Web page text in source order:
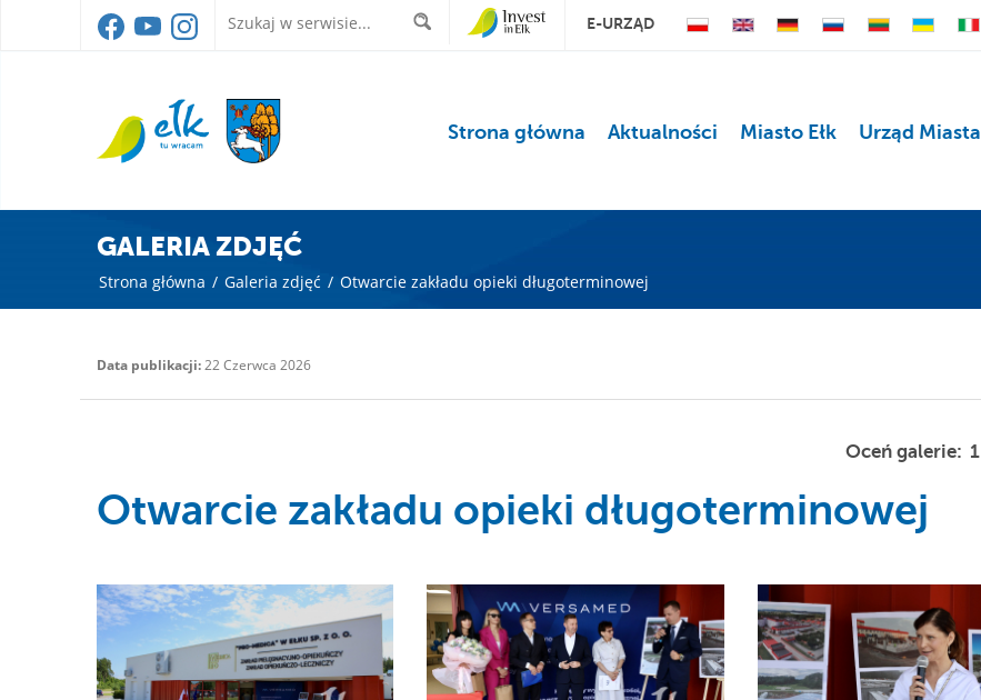
E-URZĄD
Strona główna Aktualności Miasto Ełk Urząd Miasta
GALERIA ZDJĘĆ
Strona główna / Galeria zdjęć / Otwarcie zakładu opieki długoterminowej
Data publikacji:22 Czerwca 2026
Oceń galerie: 1
Otwarcie zakładu opieki długoterminowej